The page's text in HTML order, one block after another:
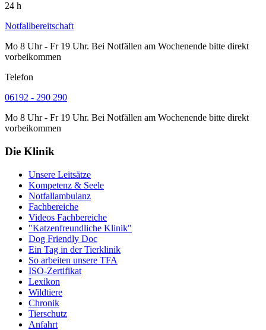
24 h
Notfallbereitschaft
Mo 8 Uhr - Fr 19 Uhr. Bei Notfällen am Wochenende bitte direkt
vorbeikommen
Telefon
06192 - 290 290
Mo 8 Uhr - Fr 19 Uhr. Bei Notfällen am Wochenende bitte direkt
vorbeikommen
Die Klinik
Unsere Leitsätze
Kompetenz & Seele
Notfallambulanz
Fachbereiche
Videos Fachbereiche
"Katzenfreundliche Klinik"
Dog Friendly Doc
Ein Tag in der Tierklinik
So arbeiten unsere TFA
ISO-Zertifikat
Lexikon
Wildtiere
Chronik
Tierschutz
Anfahrt